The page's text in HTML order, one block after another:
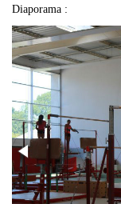
Diaporama :